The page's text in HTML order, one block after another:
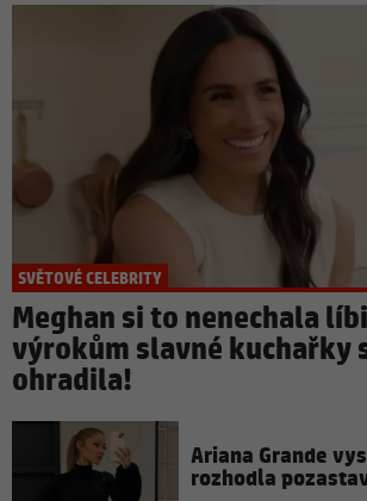
SVĚTOVÉ CELEBRITY
Meghan si to nenechala
výrokům slavné kuchařky
ohradila!
Ariana Grande
rozhodla